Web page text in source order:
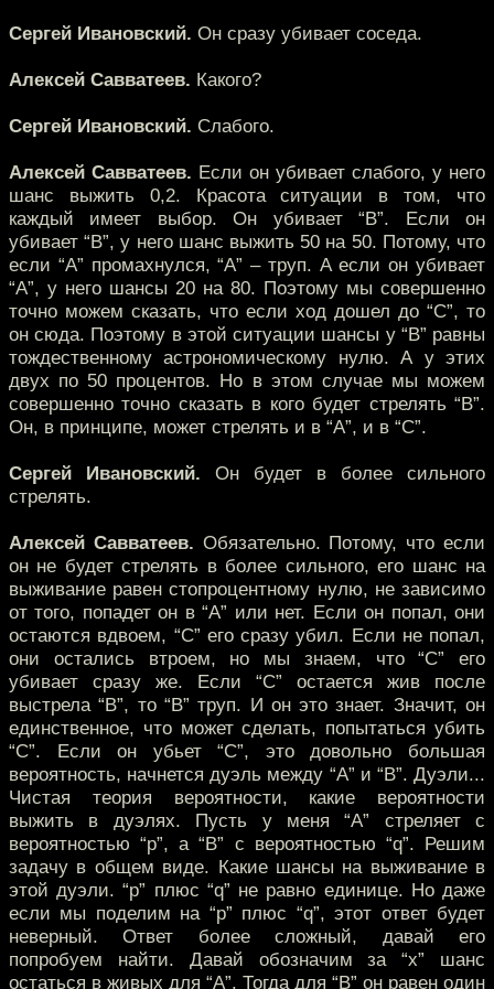
Сергей Ивановский. Он сразу убивает соседа.
Алексей Савватеев. Какого?
Сергей Ивановский. Слабого.
Алексей Савватеев. Если он убивает слабого, у него
шанс выжить 0,2. Красота ситуации в том, что
каждый имеет выбор. Он убивает “В”. Если он
убивает “В”, у него шанс выжить 50 на 50. Потому, что
если “А” промахнулся, “А” – труп. А если он убивает
“А”, у него шансы 20 на 80. Поэтому мы совершенно
точно можем сказать, что если ход дошел до “С”, то
он сюда. Поэтому в этой ситуации шансы у “В” равны
тождественному астрономическому нулю. А у этих
двух по 50 процентов. Но в этом случае мы можем
совершенно точно сказать в кого будет стрелять “В”.
Он, в принципе, может стрелять и в “А”, и в “С”.
Сергей Ивановский. Он будет в более сильного
стрелять.
Алексей Савватеев. Обязательно. Потому, что если
он не будет стрелять в более сильного, его шанс на
выживание равен стопроцентному нулю, не зависимо
от того, попадет он в “А” или нет. Если он попал, они
остаются вдвоем, “С” его сразу убил. Если не попал,
они остались втроем, но мы знаем, что “С” его
убивает сразу же. Если “С” остается жив после
выстрела “В”, то “В” труп. И он это знает. Значит, он
единственное, что может сделать, попытаться убить
“С”. Если он убьет “С”, это довольно большая
вероятность, начнется дуэль между “А” и “В”. Дуэли...
Чистая теория вероятности, какие вероятности
выжить в дуэлях. Пусть у меня “А” стреляет с
вероятностью “p”, а “В” с вероятностью “q”. Решим
задачу в общем виде. Какие шансы на выживание в
этой дуэли. “p” плюс “q” не равно единице. Но даже
если мы поделим на “p” плюс “q”, этот ответ будет
неверный. Ответ более сложный, давай его
попробуем найти. Давай обозначим за “х” шанс
остаться в живых для “А”. Тогда для “В” он равен один